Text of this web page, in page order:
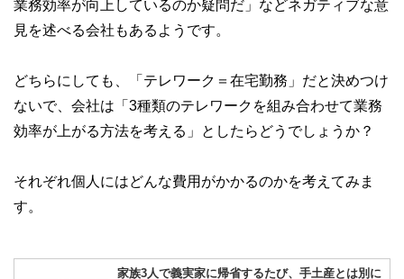
業務効率が向上しているのか疑問だ」などネガティブな意
見を述べる会社もあるようです。
どちらにしても、「テレワーク＝在宅勤務」だと決めつけ
ないで、会社は「3種類のテレワークを組み合わせて業務
効率が上がる方法を考える」としたらどうでしょうか？
それぞれ個人にはどんな費用がかかるのかを考えてみま
す。
家族3人で義実家に帰省するたび、手土産とは別に